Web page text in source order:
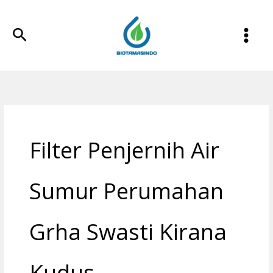
konten
Cari
Filter Penjernih Air
Sumur Perumahan
Grha Swasti Kirana